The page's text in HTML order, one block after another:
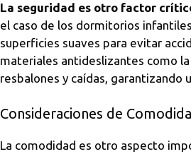
La seguridad es otro factor
el caso de los dormitorios
superficies suaves para evitar
materiales antideslizantes como
resbalones y caídas,
Consideraciones de
La comodidad es otro aspecto